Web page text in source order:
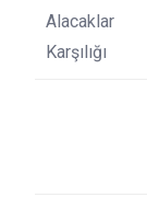
Alacaklar
Karşılığı